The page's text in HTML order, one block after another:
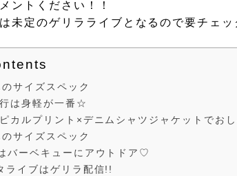
ントください！！
未定のゲリラライブとなるので要チェッ
サイズスペック
は身軽が一番☆
カルプリント×デニムシャツジャケットでお
サイズスペック
バーベキューにアウトドア♡
ライブはゲリラ配信!!